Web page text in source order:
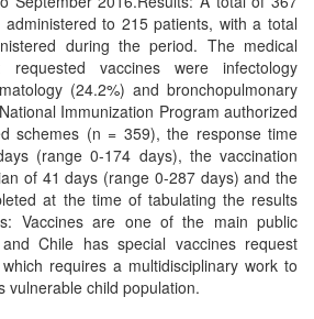
to 215 patients, with a total
during the period. The medical
vaccines were infectology
(24.2%) and bronchopulmonary
Immunization Program authorized
schemes (n = 359), the response time
(range 0-174 days), the vaccination
of 41 days (range 0-287 days) and the
at the time of tabulating the results
Vaccines are one of the main public
Chile has special vaccines request
requires a multidisciplinary work to
vulnerable child population.